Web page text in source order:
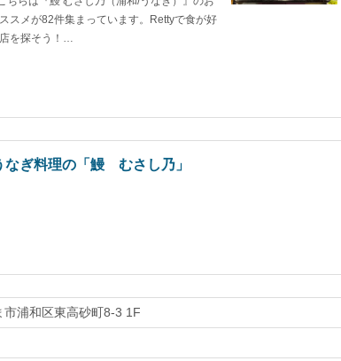
スメが82件集まっています。Rettyで食が好
を探そう！…
なぎ料理の「鰻 むさし乃」
市浦和区東高砂町8-3 1F